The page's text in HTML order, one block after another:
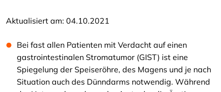
Aktualisiert am: 04.10.2021
Bei fast allen Patienten mit Verdacht auf einen
gastrointestinalen Stromatumor (GIST) ist eine
Spiegelung der Speiseröhre, des Magens und je nach
Situation auch des Dünndarms notwendig. Während